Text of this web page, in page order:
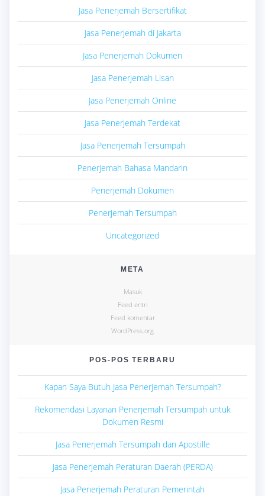
Jasa Penerjemah Bersertifikat
Jasa Penerjemah di Jakarta
Jasa Penerjemah Dokumen
Jasa Penerjemah Lisan
Jasa Penerjemah Online
Jasa Penerjemah Terdekat
Jasa Penerjemah Tersumpah
Penerjemah Bahasa Mandarin
Penerjemah Dokumen
Penerjemah Tersumpah
Uncategorized
META
Masuk
Feed entri
Feed komentar
WordPress.org
POS-POS TERBARU
Kapan Saya Butuh Jasa Penerjemah Tersumpah?
Rekomendasi Layanan Penerjemah Tersumpah untuk
Dokumen Resmi
Jasa Penerjemah Tersumpah dan Apostille
Jasa Penerjemah Peraturan Daerah (PERDA)
Jasa Penerjemah Peraturan Pemerintah